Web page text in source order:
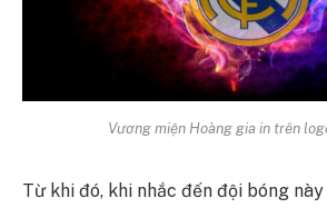
Vương miện Hoàng gia in trên
Từ khi đó, khi nhắc đến đội bóng